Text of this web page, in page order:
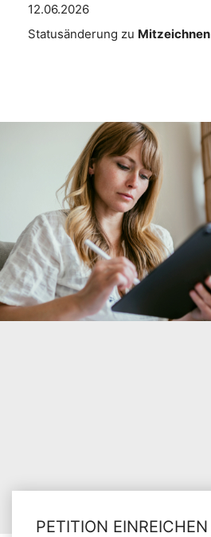
12.06.2026
Statusänderung zu Mitzeichnen
PETITION EINREICHEN